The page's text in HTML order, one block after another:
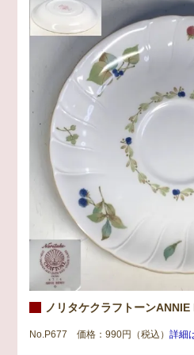
ノリタケクラフトーンANNIE
No.P677 価格：990円（税込）詳細